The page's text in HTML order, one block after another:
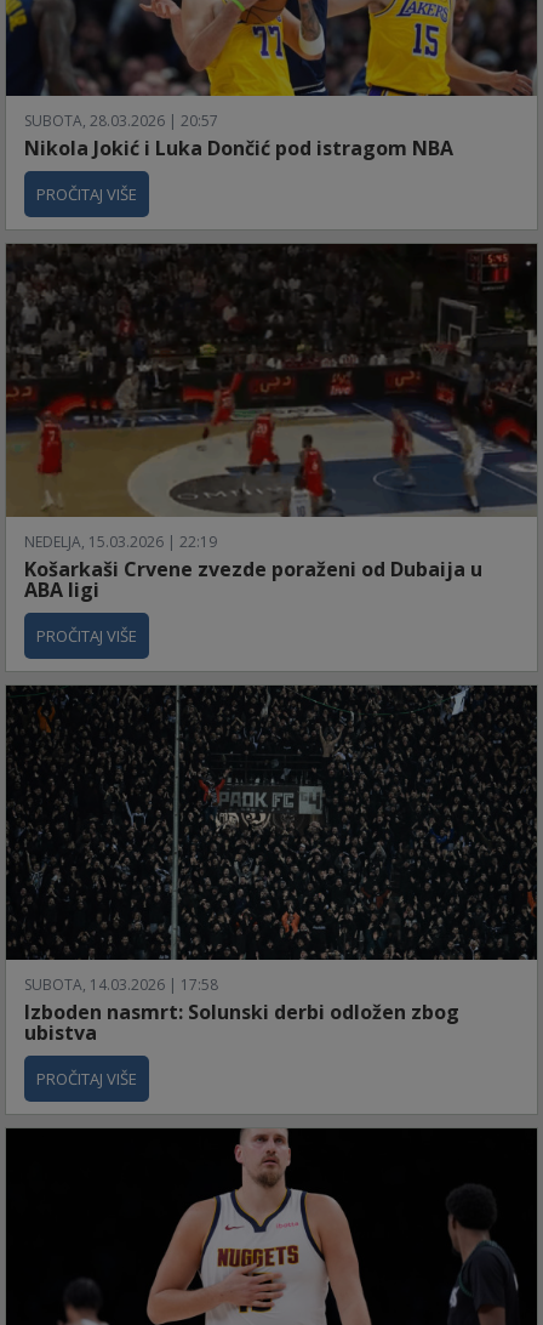
SUBOTA, 28.03.2026 | 20:57
Nikola Jokić i Luka Dončić pod istragom NBA
PROČITAJ VIŠE
NEDELJA, 15.03.2026 | 22:19
Košarkaši Crvene zvezde poraženi od Dubaija u
ABA ligi
PROČITAJ VIŠE
SUBOTA, 14.03.2026 | 17:58
Izboden nasmrt: Solunski derbi odložen zbog
ubistva
PROČITAJ VIŠE